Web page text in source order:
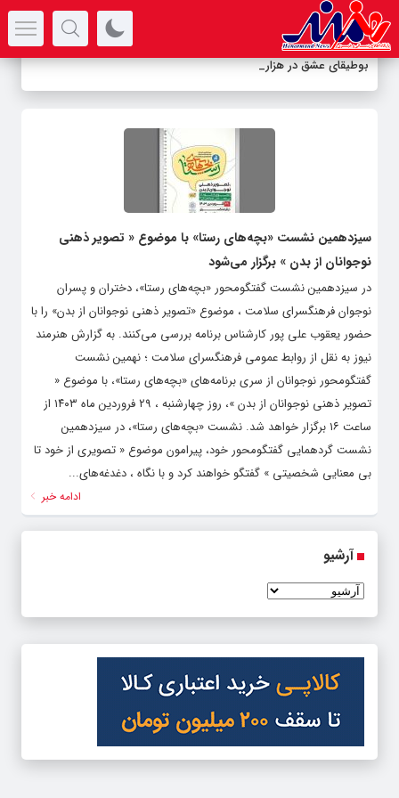
بوطیقای عشق در هزاره_
سیزدهمین نشست «بچه‌های رستا» با موضوع « تصویر ذهنی
نوجوانان از بدن » برگزار می‌شود
در سیزدهمین نشست گفتگومحور «بچه‌های رستا»، دختران و پسران
نوجوان فرهنگسرای سلامت ، موضوع «تصویر ذهنی نوجوانان از بدن» را با
حضور یعقوب علی پور کارشناس برنامه بررسی می‌کنند. به گزارش هنرمند
نیوز به نقل از روابط عمومی فرهنگسرای سلامت ؛ نهمین نشست
گفتگومحور نوجوانان از سری برنامه‌های «بچه‌های رستا»، با موضوع «
تصویر ذهنی نوجوانان از بدن »، روز چهارشنبه ، ۲۹ فروردین ماه ۱۴۰۳ از
ساعت ۱۶ برگزار خواهد شد. نشست «بچه‌های رستا»، در سیزدهمین
نشست گردهمایی گفتگومحور خود، پیرامون موضوع « تصویری از خود تا
بی معنایی شخصیتی » گفتگو خواهند کرد و با نگاه ، دغدغه‌های...
ادامه خبر
آرشیو